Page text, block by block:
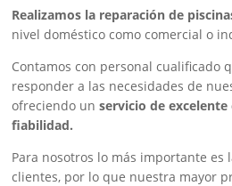
Realizamos la reparación de
nivel doméstico como comercial o
Contamos con personal cualificado
responder a las necesidades de
ofreciendo unservicio de
fiabilidad.
Para nosotros lo más importante es
clientes, por lo que nuestra mayor